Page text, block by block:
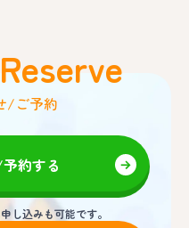
/ご予約
約する
し込みも可能です。